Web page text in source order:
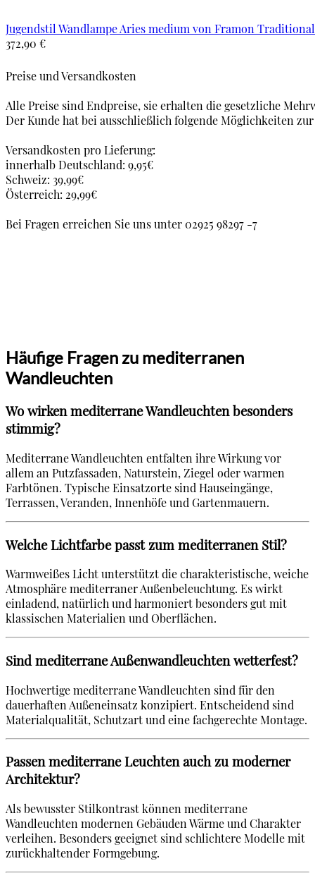
Jugendstil Wandlampe Aries medium von Framon
372,90 €
Preise und Versandkosten
Alle Preise sind Endpreise, sie erhalten die gesetzliche
Der Kunde hat bei ausschließlich folgende Möglichkeiten
Versandkosten pro Lieferung:
innerhalb Deutschland: 9,95€
Schweiz: 39,99€
Österreich: 29,99€
Bei Fragen erreichen Sie uns unter 02925 98297 -7
Häufige Fragen zu mediterranen
Wandleuchten
Wo wirken mediterrane Wandleuchten besonders
stimmig?
Mediterrane Wandleuchten entfalten ihre Wirkung vor
allem an Putzfassaden, Naturstein, Ziegel oder warmen
Farbtönen. Typische Einsatzorte sind Hauseingänge,
Terrassen, Veranden, Innenhöfe und Gartenmauern.
Welche Lichtfarbe passt zum mediterranen Stil?
Warmweißes Licht unterstützt die charakteristische, weiche
Atmosphäre mediterraner Außenbeleuchtung. Es wirkt
einladend, natürlich und harmoniert besonders gut mit
klassischen Materialien und Oberflächen.
Sind mediterrane Außenwandleuchten wetterfest?
Hochwertige mediterrane Wandleuchten sind für den
dauerhaften Außeneinsatz konzipiert. Entscheidend sind
Materialqualität, Schutzart und eine fachgerechte Montage.
Passen mediterrane Leuchten auch zu moderner
Architektur?
Als bewusster Stilkontrast können mediterrane
Wandleuchten modernen Gebäuden Wärme und Charakter
verleihen. Besonders geeignet sind schlichtere Modelle mit
zurückhaltender Formgebung.